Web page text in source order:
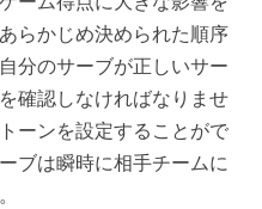
らかじめ決められた順序
分のサーブが正しいサー
確認しなければなりませ
ーンを設定することがで
ブは瞬時に相手チームに